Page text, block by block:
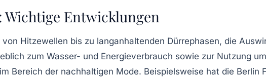
Entwicklungen
von Hitzewellen bis zu langanhaltenden Dürrephasen, die
zum Wasser- und Energieverbrauch sowie zur Nutzung
Bereich der nachhaltigen Mode. Beispielsweise hat die Berlin